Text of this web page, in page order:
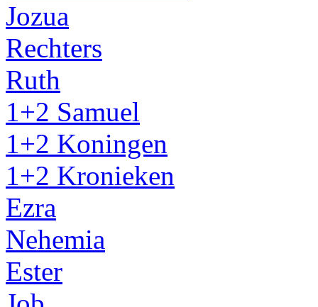
Jozua
Rechters
Ruth
1+2 Samuel
1+2 Koningen
1+2 Kronieken
Ezra
Nehemia
Ester